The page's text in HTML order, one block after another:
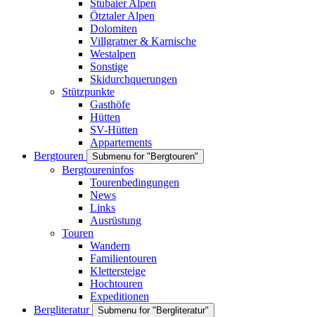
Stubaier Alpen
Ötztaler Alpen
Dolomiten
Villgratner & Karnische
Westalpen
Sonstige
Skidurchquerungen
Stützpunkte
Gasthöfe
Hütten
SV-Hütten
Appartements
Bergtouren
Submenu for "Bergtouren"
Bergtoureninfos
Tourenbedingungen
News
Links
Ausrüstung
Touren
Wandern
Familientouren
Klettersteige
Hochtouren
Expeditionen
Bergliteratur
Submenu for "Bergliteratur"